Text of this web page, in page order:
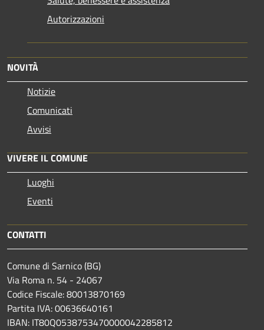
Autorizzazioni
NOVITÀ
Notizie
Comunicati
Avvisi
VIVERE IL COMUNE
Luoghi
Eventi
CONTATTI
Comune di Sarnico (BG)
Via Roma n. 54 - 24067
Codice Fiscale: 80013870169
Partita IVA: 00636640161
IBAN: IT80Q0538753470000042285812